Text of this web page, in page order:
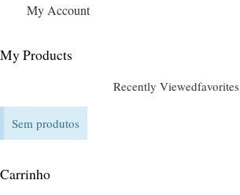
My Account
My Products
Recently Viewedfavorites
Sem produtos
Carrinho